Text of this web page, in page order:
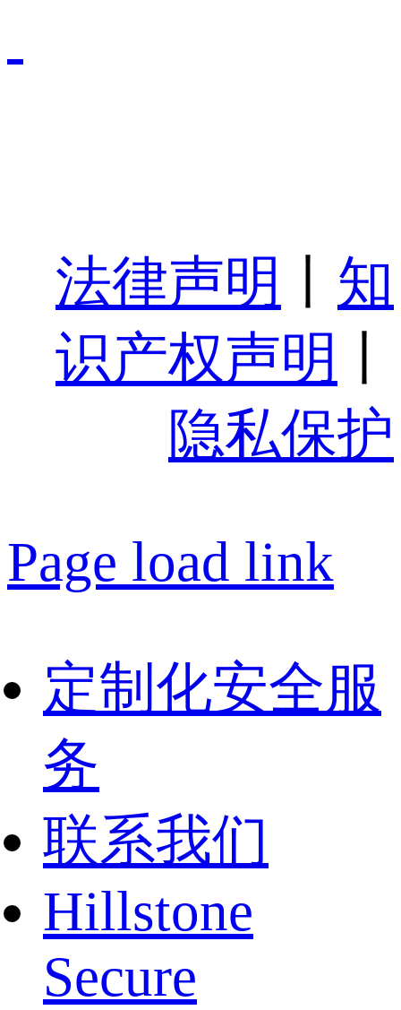
法律声明
知
识产权声明
隐私保护
Page load link
定制化安全服
务
联系我们
Hillstone
Secure